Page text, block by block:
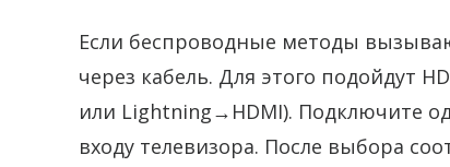
Если беспроводные методы
через кабель. Для этого подойдут
или Lightning→HDMI). Подключите
входу телевизора. После выбора